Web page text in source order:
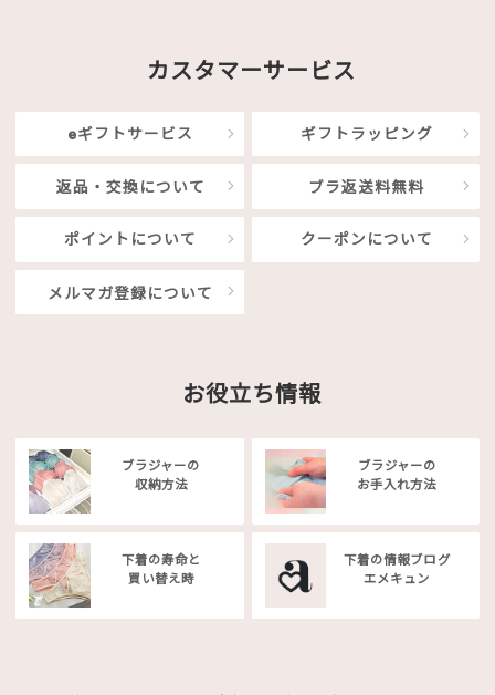
カスタマーサービス
eギフトサービス ギフトラッピング
返品・交換について ブラ返送料無料
ポイントについて クーポンについて
メルマガ登録について
お役立ち情報
ブラジャーの
収納方法
ブラジャーの
お手入れ方法
下着の寿命と
買い替え時
下着の情報ブログ
エメキュン